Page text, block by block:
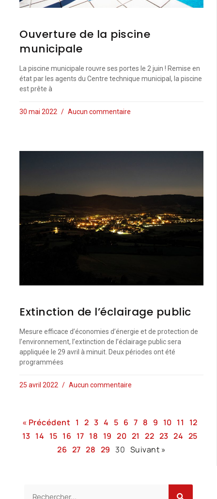
Ouverture de la piscine
municipale
La piscine municipale rouvre ses portes le 2 juin ! Remise en
état par les agents du Centre technique municipal, la piscine
est prête à
30 mai 2022 Aucun commentaire
Extinction de l’éclairage public
Mesure efficace d’économies d’énergie et de protection de
l’environnement, l’extinction de l’éclairage public sera
appliquée le 29 avril à minuit. Deux périodes ont été
programmées
25 avril 2022 Aucun commentaire
« Précédent 1 2 3 4 5 6 7 8 9 10 11
12
13 14 15 16 17 18 19 20 21 22 23 24 25
26 27 28 29 30 Suivant »